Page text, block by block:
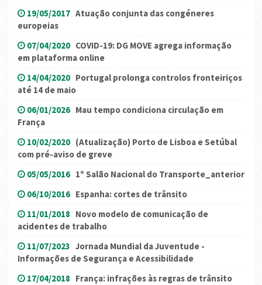
19/05/2017 Atuação conjunta das congéneres
europeias
07/04/2020 COVID-19: DG MOVE agrega informação
em plataforma online
14/04/2020 Portugal prolonga controlos fronteiriços
até 14 de maio
06/01/2026 Mau tempo condiciona circulação em
França
10/02/2020 (Atualização) Porto de Lisboa e Setúbal
com pré-aviso de greve
05/05/2016 1º Salão Nacional do Transporte_anterior
06/10/2016 Espanha: cortes de trânsito
11/01/2018 Novo modelo de comunicação de
acidentes de trabalho
11/07/2023 Jornada Mundial da Juventude -
Informações de Segurança e Acessibilidade
17/04/2018 França: infrações às regras de trânsito